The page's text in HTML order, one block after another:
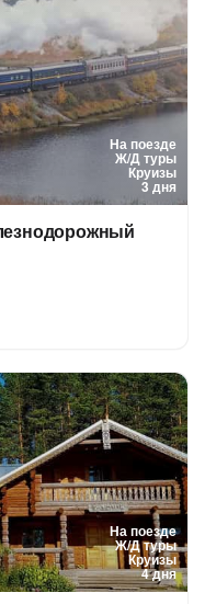
На поезде
Ж/Д туры
Круизы
3 дня
На поезде
Ж/Д туры
Круизы
4 дня